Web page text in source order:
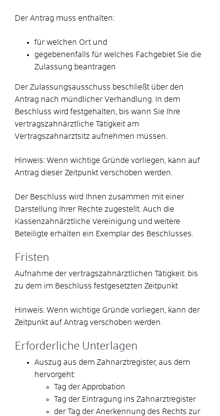
Der Antrag muss enthalten:
für welchen Ort und
gegebenenfalls für welches Fachgebiet Sie die
Zulassung beantragen
Der Zulassungsausschuss beschließt über den
Antrag nach mündlicher Verhandlung. In dem
Beschluss wird festgehalten, bis wann Sie Ihre
vertragszahnärztliche Tätigkeit am
Vertragszahnarztsitz aufnehmen müssen.
Hinweis: Wenn wichtige Gründe vorliegen, kann auf
Antrag dieser Zeitpunkt verschoben werden.
Der Beschluss wird Ihnen zusammen mit einer
Darstellung Ihrer Rechte zugestellt. Auch die
Kassenzahnärztliche Vereinigung und weitere
Beteiligte erhalten ein Exemplar des Beschlusses.
Fristen
Aufnahme der vertragszahnärztlichen Tätigkeit: bis
zu dem im Beschluss festgesetzten Zeitpunkt
Hinweis: Wenn wichtige Gründe vorliegen, kann der
Zeitpunkt auf Antrag verschoben werden.
Erforderliche Unterlagen
Auszug aus dem Zahnarztregister, aus dem
hervorgeht:
Tag der Approbation
Tag der Eintragung ins Zahnarztregister
der Tag der Anerkennung des Rechts zur